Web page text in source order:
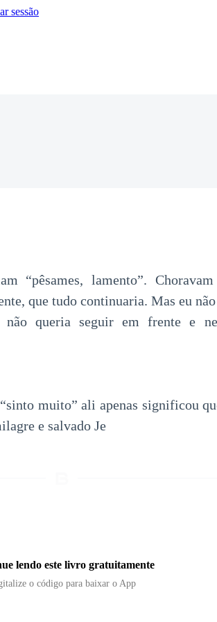
sessão
“pêsames, lamento”.
que tudo continuaria. Mas eu
não queria seguir em frente e
muito” ali apenas significou
e salvado Je
lendo este livro gratuitamente
o código para baixar o App